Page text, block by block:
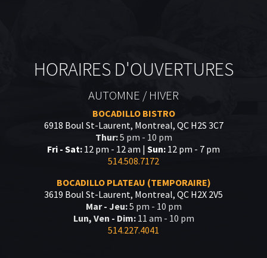
HORAIRES D'OUVERTURES
AUTOMNE / HIVER
BOCADILLO BISTRO
6918 Boul St-Laurent, Montreal, QC H2S 3C7
Thur:5 pm - 10 pm
Fri - Sat: 12 pm - 12 am | Sun: 12 pm - 7 pm
514.508.7172
BOCADILLO PLATEAU (TEMPORAIRE)
3619 Boul St-Laurent, Montreal, QC H2X 2V5
Mar - Jeu:5 pm - 10 pm
Lun, Ven - Dim:11 am - 10 pm
514.227.4041